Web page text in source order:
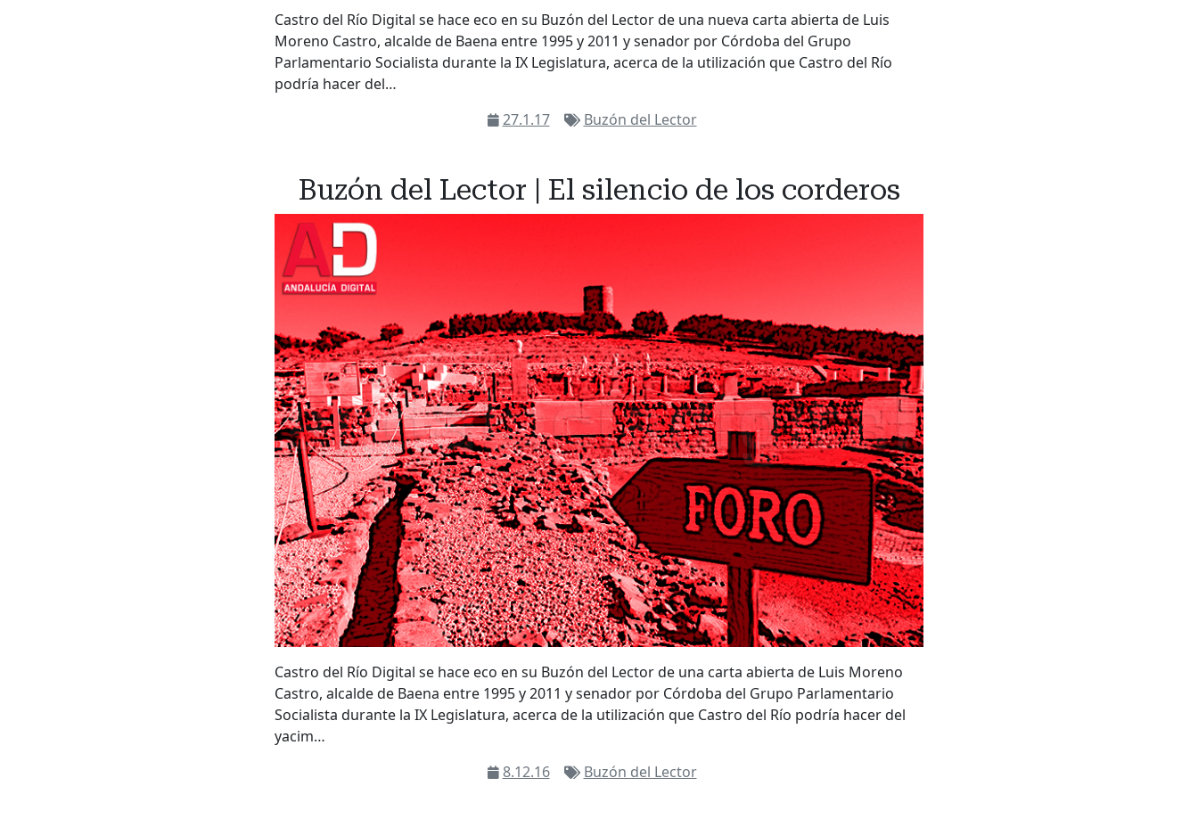
Castro del Río Digital se hace eco en su Buzón del Lector de una nueva carta abierta de Luis
Moreno Castro, alcalde de Baena entre 1995 y 2011 y senador por Córdoba del Grupo
Parlamentario Socialista durante la IX Legislatura, acerca de la utilización que Castro del Río
podría hacer del…
27.1.17
Buzón del Lector
Buzón del Lector | El silencio de los corderos
Castro del Río Digital se hace eco en su Buzón del Lector de una carta abierta de Luis Moreno
Castro, alcalde de Baena entre 1995 y 2011 y senador por Córdoba del Grupo Parlamentario
Socialista durante la IX Legislatura, acerca de la utilización que Castro del Río podría hacer del
yacim…
8.12.16
Buzón del Lector